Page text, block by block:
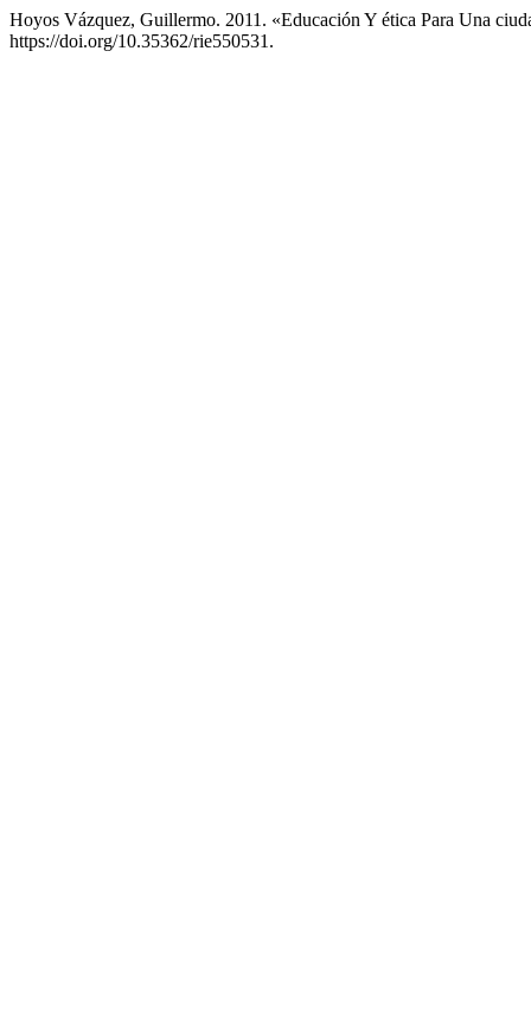
Hoyos Vázquez, Guillermo. 2011. «Educación Y ética Para Una
https://doi.org/10.35362/rie550531.